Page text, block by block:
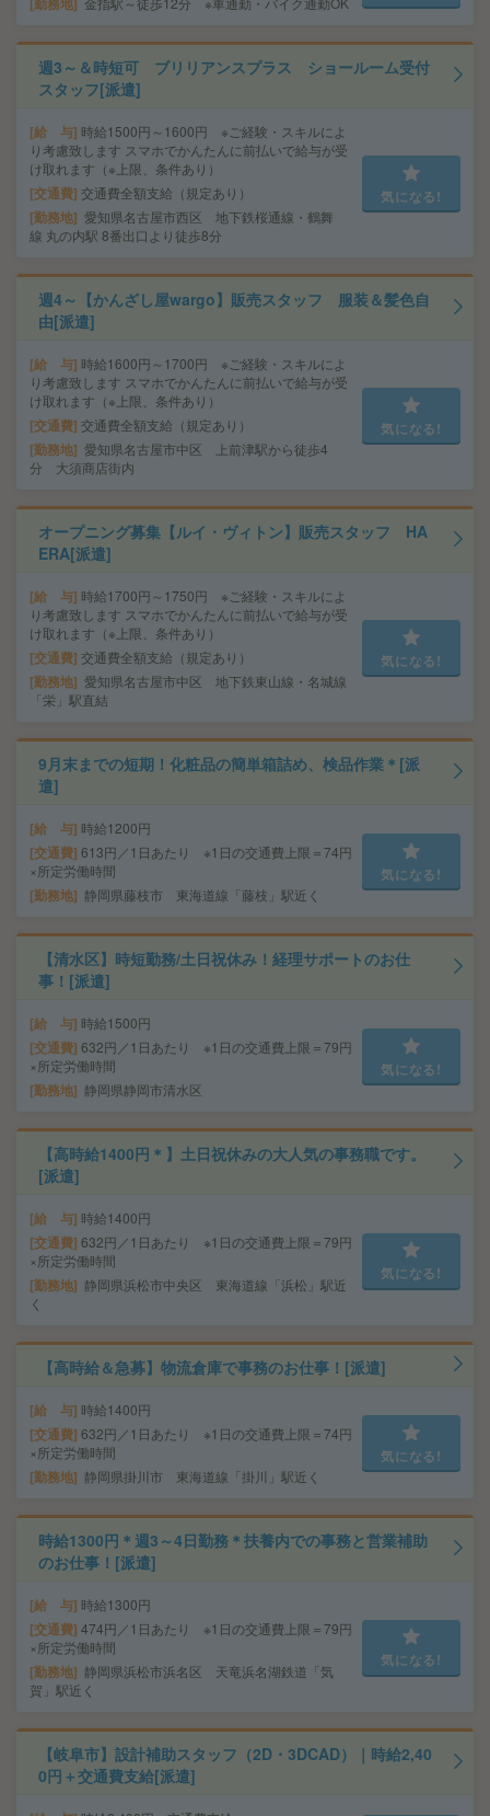
週3～＆時短可 ブリリアンスプラス ショールーム受付
スタッフ[派遣]
給 与 時給1500円～1600円 ※ご経験・スキルによ
り考慮致します スマホでかんたんに前払いで給与が受
け取れます（※上限、条件あり）
交通費 交通費全額支給（規定あり）
勤務地 愛知県名古屋市西区 地下鉄桜通線・鶴舞
線 丸の内駅 8番出口より徒歩8分
気になる!
週4～【かんざし屋wargo】販売スタッフ 服装＆髪色自
由[派遣]
給 与 時給1600円～1700円 ※ご経験・スキルによ
り考慮致します スマホでかんたんに前払いで給与が受
け取れます（※上限、条件あり）
交通費 交通費全額支給（規定あり）
勤務地 愛知県名古屋市中区 上前津駅から徒歩4
分 大須商店街内
気になる!
オープニング募集【ルイ・ヴィトン】販売スタッフ HA
ERA[派遣]
給 与 時給1700円～1750円 ※ご経験・スキルによ
り考慮致します スマホでかんたんに前払いで給与が受
け取れます（※上限、条件あり）
交通費 交通費全額支給（規定あり）
勤務地 愛知県名古屋市中区 地下鉄東山線・名城線
「栄」駅直結
気になる!
9月末までの短期！化粧品の簡単箱詰め、検品作業＊[派
遣]
給 与 時給1200円
交通費 613円／1日あたり ※1日の交通費上限＝74円
×所定労働時間
勤務地 静岡県藤枝市 東海道線「藤枝」駅近く
気になる!
【清水区】時短勤務/土日祝休み！経理サポートのお仕
事！[派遣]
給 与 時給1500円
交通費 632円／1日あたり ※1日の交通費上限＝79円
×所定労働時間
勤務地 静岡県静岡市清水区
気になる!
【高時給1400円＊】土日祝休みの大人気の事務職です。
[派遣]
給 与 時給1400円
交通費 632円／1日あたり ※1日の交通費上限＝79円
×所定労働時間
勤務地
静岡県浜松市中央区 東海道線「浜松」駅近
く
気になる!
【高時給＆急募】物流倉庫で事務のお仕事！[派遣]
給 与 時給1400円
交通費 632円／1日あたり ※1日の交通費上限＝74円
×所定労働時間
勤務地 静岡県掛川市 東海道線「掛川」駅近く
気になる!
時給1300円＊週3～4日勤務＊扶養内での事務と営業補助
のお仕事！[派遣]
給 与 時給1300円
交通費 474円／1日あたり ※1日の交通費上限＝79円
×所定労働時間
勤務地
静岡県浜松市浜名区 天竜浜名湖鉄道「気
賀」駅近く
気になる!
【岐阜市】設計補助スタッフ（2D・3DCAD）｜時給2,40
0円＋交通費支給[派遣]